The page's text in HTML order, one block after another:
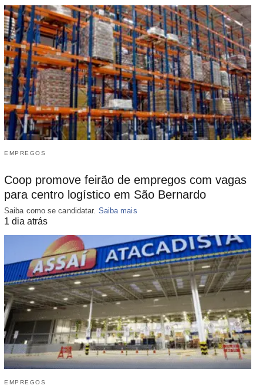
EMPREGOS
Coop promove feirão de empregos com vagas
para centro logístico em São Bernardo
Saiba como se candidatar. Saiba mais
1 dia atrás
EMPREGOS